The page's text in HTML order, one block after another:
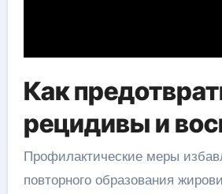
Как
рецидивы и
Профилактические меры
повторного образования